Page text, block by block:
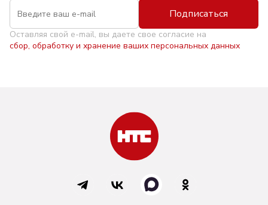
Подписаться
Оставляя свой e-mail, вы даете свое согласие на
сбор, обработку и хранение ваших персональных данных